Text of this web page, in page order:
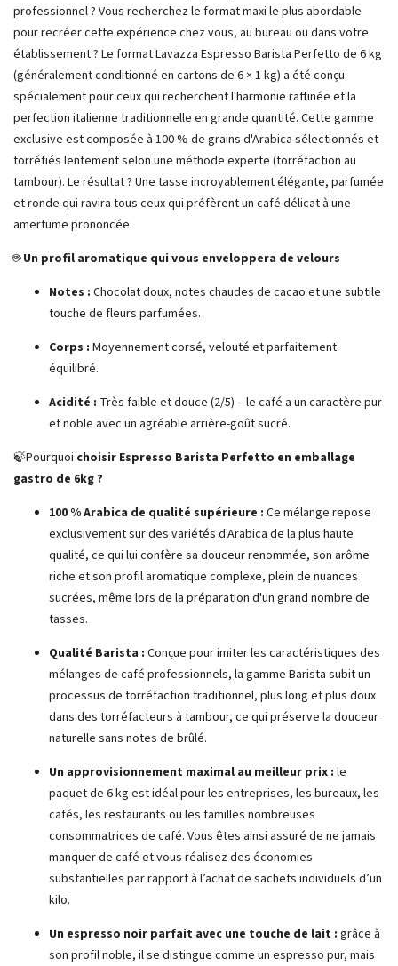
professionnel ? Vous recherchez le format maxi le plus abordable
pour recréer cette expérience chez vous, au bureau ou dans votre
établissement ? Le format Lavazza Espresso Barista Perfetto de 6 kg
(généralement conditionné en cartons de 6 × 1 kg) a été conçu
spécialement pour ceux qui recherchent l'harmonie raffinée et la
perfection italienne traditionnelle en grande quantité. Cette gamme
exclusive est composée à 100 % de grains d'Arabica sélectionnés et
torréfiés lentement selon une méthode experte (torréfaction au
tambour). Le résultat ? Une tasse incroyablement élégante, parfumée
et ronde qui ravira tous ceux qui préfèrent un café délicat à une
amertume prononcée.
☕Un profil aromatique qui vous enveloppera de velours
Notes : Chocolat doux, notes chaudes de cacao et une subtile
touche de fleurs parfumées.
Corps : Moyennement corsé, velouté et parfaitement
équilibré.
Acidité : Très faible et douce (2/5) – le café a un caractère pur
et noble avec un agréable arrière-goût sucré.
🍃Pourquoi choisir Espresso Barista Perfetto en emballage
gastro de 6kg ?
100 % Arabica de qualité supérieure : Ce mélange repose
exclusivement sur des variétés d'Arabica de la plus haute
qualité, ce qui lui confère sa douceur renommée, son arôme
riche et son profil aromatique complexe, plein de nuances
sucrées, même lors de la préparation d'un grand nombre de
tasses.
Qualité Barista : Conçue pour imiter les caractéristiques des
mélanges de café professionnels, la gamme Barista subit un
processus de torréfaction traditionnel, plus long et plus doux
dans des torréfacteurs à tambour, ce qui préserve la douceur
naturelle sans notes de brûlé.
Un approvisionnement maximal au meilleur prix : le
paquet de 6 kg est idéal pour les entreprises, les bureaux, les
cafés, les restaurants ou les familles nombreuses
consommatrices de café. Vous êtes ainsi assuré de ne jamais
manquer de café et vous réalisez des économies
substantielles par rapport à l’achat de sachets individuels d’un
kilo.
Un espresso noir parfait avec une touche de lait : grâce à
son profil noble, il se distingue comme un espresso pur, mais